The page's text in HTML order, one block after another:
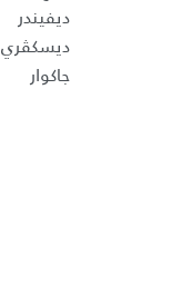
ديفيندر
ديسكڤري
جاكوار